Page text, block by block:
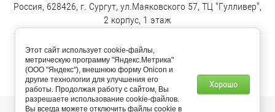
Россия, 628426, г. Сургут, ул.Маяковского 57, ТЦ "Гулливер",
2 корпус, 1 этаж
Пн-Пт 10:00-19:00 Сб-Вс 11:00-18:00
Этот сайт использует cookie-файлы,
метрическую программу "Яндекс.Метрика"
(ООО "Яндекс"), внешнюю форму Onicon и
другие технологии для улучшения его
работы. Продолжая работу с сайтом, Вы
разрешаете использование cookie-файлов.
Вы всегда можете отключить файлы cookie в
Хорошо